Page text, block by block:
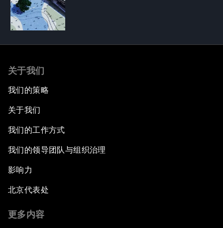
关于我们
我们的策略
关于我们
我们的工作方式
我们的领导团队与组织治理
影响力
北京代表处
更多内容